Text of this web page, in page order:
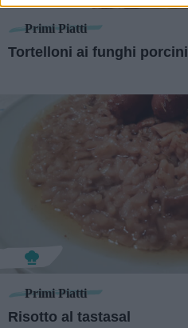
Primi Piatti
Tortelloni ai funghi porcini
Primi Piatti
Risotto al tastasal